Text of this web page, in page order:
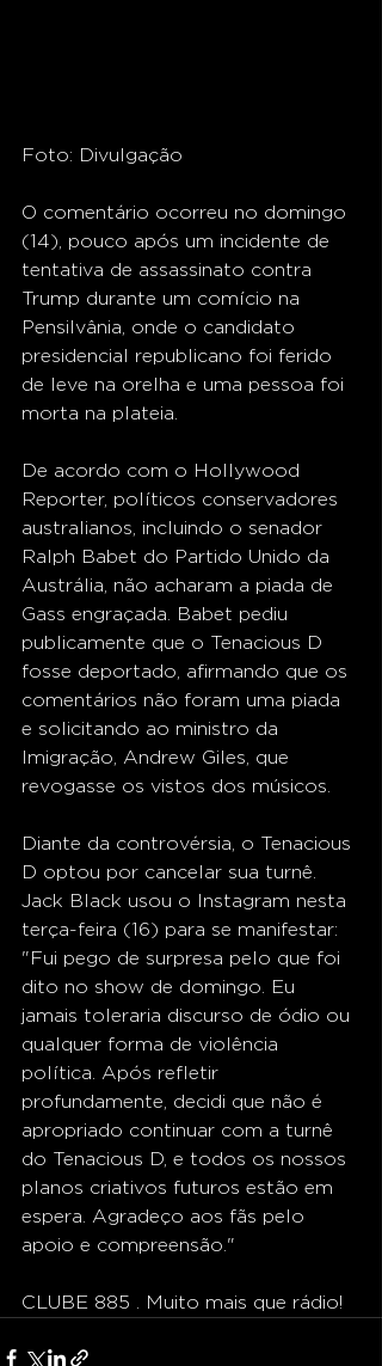
Foto: Divulgação
O comentário ocorreu no domingo
(14), pouco após um incidente de
tentativa de assassinato contra
Trump durante um comício na
Pensilvânia, onde o candidato
presidencial republicano foi ferido
de leve na orelha e uma pessoa foi
morta na plateia.
De acordo com o Hollywood
Reporter, políticos conservadores
australianos, incluindo o senador
Ralph Babet do Partido Unido da
Austrália, não acharam a piada de
Gass engraçada. Babet pediu
publicamente que o Tenacious D
fosse deportado, afirmando que os
comentários não foram uma piada
e solicitando ao ministro da
Imigração, Andrew Giles, que
revogasse os vistos dos músicos.
Diante da controvérsia, o Tenacious
D optou por cancelar sua turnê.
Jack Black usou o Instagram nesta
terça-feira (16) para se manifestar:
"Fui pego de surpresa pelo que foi
dito no show de domingo. Eu
jamais toleraria discurso de ódio ou
qualquer forma de violência
política. Após refletir
profundamente, decidi que não é
apropriado continuar com a turnê
do Tenacious D, e todos os nossos
planos criativos futuros estão em
espera. Agradeço aos fãs pelo
apoio e compreensão."
CLUBE 885 . Muito mais que rádio!